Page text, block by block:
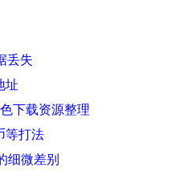
丢失
址
下载资源整理
等打法
细微差别